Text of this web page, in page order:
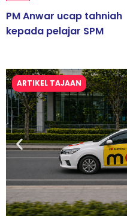
PM Anwar ucap tahniah
kepada pelajar SPM
ARTIKEL TAJAAN